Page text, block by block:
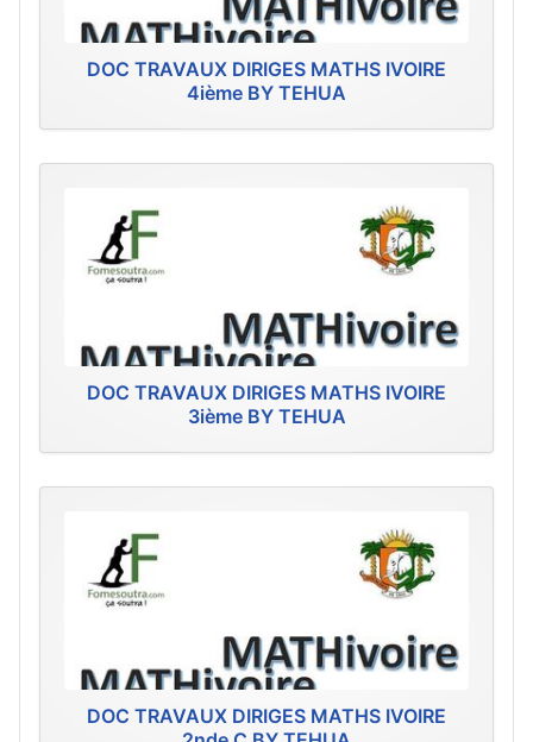
DOC TRAVAUX DIRIGES MATHS IVOIRE
4ième BY TEHUA
DOC TRAVAUX DIRIGES MATHS IVOIRE
3ième BY TEHUA
DOC TRAVAUX DIRIGES MATHS IVOIRE